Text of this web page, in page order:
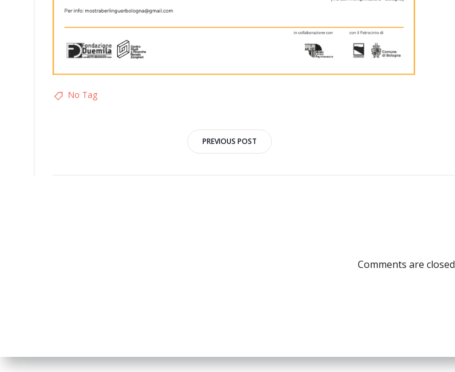
No Tag
Post
navigation
PREVIOUS POST
Post
navigation
Comments are closed